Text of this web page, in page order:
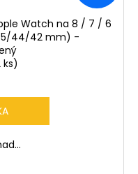
Watch na 8 / 7 / 6
44/42 mm) -
ks)